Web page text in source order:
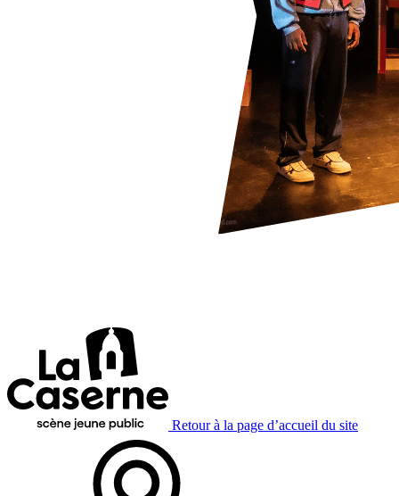
Retour à la page d’accueil du site